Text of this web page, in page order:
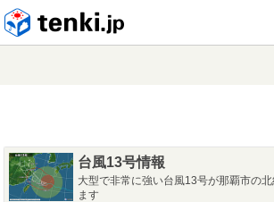
台風13号情報
大型で非常に強い台風13号が那覇市の
ます